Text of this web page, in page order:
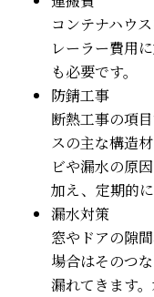
コンテナハウ
レーラー費用
も必要です。
防錆工事
断熱工事の項
スの主な構造
ビや漏水の原
加え、定期的
漏水対策
窓やドアの隙
場合はそのつ
漏れてきます